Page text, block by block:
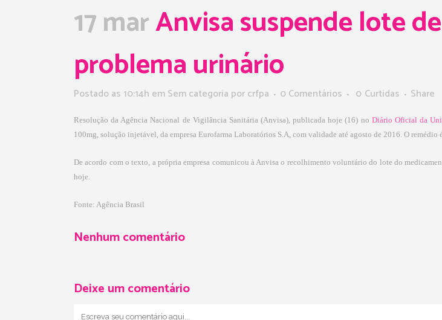
17 marAnvisa suspende lote
problema urinário
Postado as 10:14h em Sem categoria porcrfpa 0 Comentários 0 Curtidas Share
Resolução da Agência Nacional de Vigilância Sanitária (Anvisa), publicada hoje (16) no Diário Oficial da
100mg, solução injetável, da empresa Eurofarma Laboratórios S.A, com validade até agosto de 2016. O
De acordo com o texto, a própria empresa comunicou à Anvisa o recolhimento voluntário do lote do
hoje.
Fonte: Agência Brasil
Nenhum comentário
Deixe um comentário